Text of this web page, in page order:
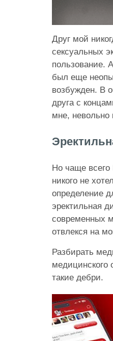
Друг мой
сексуальных
пользование.
был еще
возбужден. В
друга с
мне,
Но чаще всего
никого не
определение
эректильная
современных
отвлекся на
Разбирать
медицинского
такие дебри.